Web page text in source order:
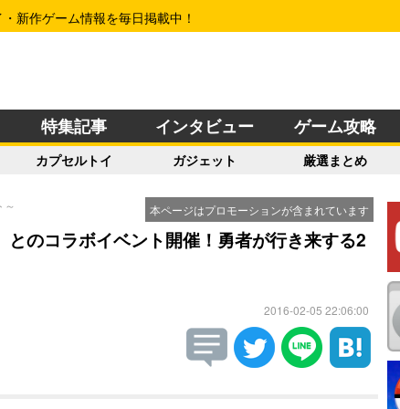
新作ゲーム情報を毎日掲載中！
特集記事 インタビュー ゲーム攻略
カプセルトイ ガジェット 厳選まとめ
本ページはプロモーションが含まれています
～
のコラボイベント開催！勇者が行き来する2
2016-02-05 22:06:00